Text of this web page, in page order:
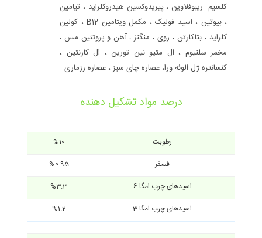
کلسیم. ریبوفلاوین ، پیریدوکسین هیدروکلراید ، تیامین
، بیوتین ، اسید فولیک ، مکمل ویتامین B12 ، کولین
کلراید ، بتاکارتن ، روی ، منگنز ، آهن و پروتئین مس ،
مخمر سلنیوم ، ال متیو نین تورین ، ال کارنتین ،
کنسانتره ژل الوئه ورا، عصاره چای سبز ، عصاره رزماری.
درصد مواد تشکیل دهنده
رطوبت
%10
فسفر
%0.95
اسیدهای چرب امگا 6
%3.3
اسیدهای چرب امگا 3
%1.2